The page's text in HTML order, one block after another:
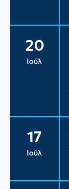
20
Ιούλ
17
Ιούλ